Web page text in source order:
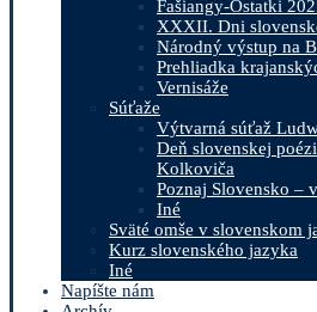
Fašiangy-Ostatki
XXXII. Dni
Národný výstup na
Prehliadka
Vernisáže
Súťaže
Výtvarná súťaž
Deň slovenskej
Kolkoviča
Poznaj Slovensko –
Iné
Sväté omše v slovenskom
Kurz slovenského jazyka
Iné
Napíšte nám